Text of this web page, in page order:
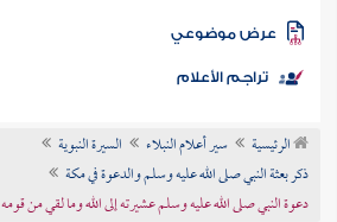
الكتب
موضوعي
تراجم الأعلام
الرئيسية سير أعلام النبلاء
السيرة النبوية
ذكر بعثة النبي صلى الله عليه وسلم والدعوة في مكة
دعوة النبي صلى الله عليه وسلم عشيرته إلى الله وما لقي من قومه